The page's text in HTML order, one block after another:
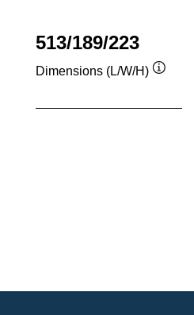
513/189/223
Dimensions (L/W/H)